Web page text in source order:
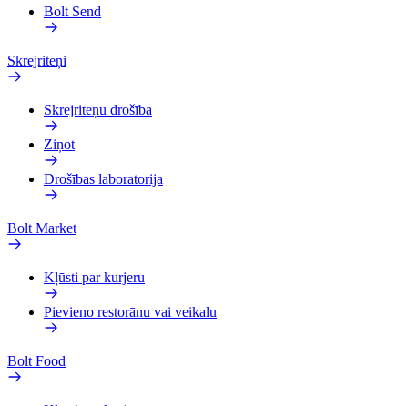
Bolt Send
Skrejriteņi
Skrejriteņu drošība
Ziņot
Drošības laboratorija
Bolt Market
Kļūsti par kurjeru
Pievieno restorānu vai veikalu
Bolt Food